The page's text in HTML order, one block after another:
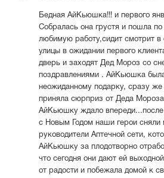
Бедная АйКьюшка!!! и первого
Собралась она грустя и пошла
любимую работу,сидит смотрит в
улицы в ожидании первого
дверь и заходят Дед Мороз со
поздравлениями . АйКьюшка
неожиданному подарку, сразу же
приняла сюрприз от Деда
АйКьюшку ждало впереди...после
с Новым Годом наши герои сняли
руководители Аптечной сети,
АйКьюшку за плодотворно
что сегодня они дают ей
от радости и побежала домой к